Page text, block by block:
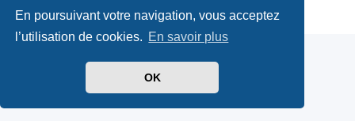
En poursuivant votre navigation, vous acceptez
l’utilisation de cookies. En savoir plus
OK
Confidentialité| Conditions